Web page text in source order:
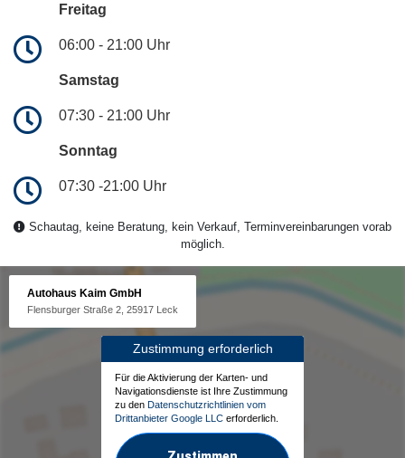
Freitag
06:00 - 21:00 Uhr
Samstag
07:30 - 21:00 Uhr
Sonntag
07:30 -21:00 Uhr
Schautag, keine Beratung, kein Verkauf, Terminvereinbarungen vorab
möglich.
Autohaus Kaim GmbH
Flensburger Straße 2, 25917 Leck
Zustimmung erforderlich
Für die Aktivierung der Karten- und
Navigationsdienste ist Ihre Zustimmung
zu den Datenschutzrichtlinien vom
Drittanbieter Google LLC erforderlich.